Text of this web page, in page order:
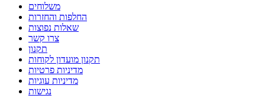
משלוחים
החלפות והחזרות
שאלות נפוצות
צרו קשר
תקנון
תקנון מועדון לקוחות
מדיניות פרטיות
מדיניות עוגיות
נגישות